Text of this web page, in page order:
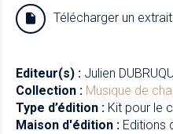
Télécharger un extrait
Editeur(s) : Julien
Collection : Musique de
Type d’édition : Kit pour le
Maison d'édition : Editions